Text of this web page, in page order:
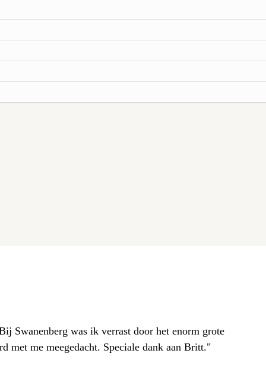
Swanenberg was ik verrast door het enorm grote
met me meegedacht. Speciale dank aan Britt."